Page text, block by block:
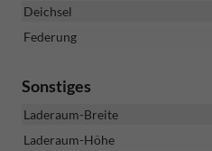
Deichsel
Federung
Sonstiges
Laderaum-Breite
Laderaum-Höhe